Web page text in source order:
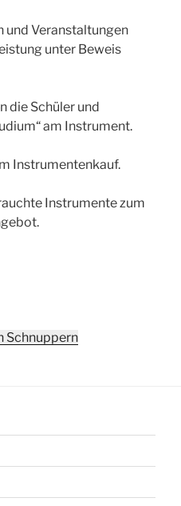
und Veranstaltungen
unter Beweis
die Schüler und
am Instrument.
Instrumentenkauf.
Instrumente zum
Schnuppern